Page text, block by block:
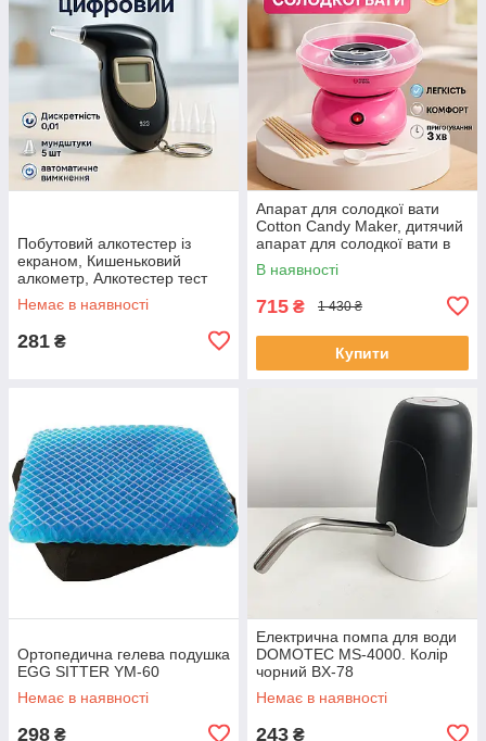
Побутовий алкотестер із
екраном, Кишеньковий
алкометр, Алкотестер тест
Драгер PV-60
Немає в наявності
281 ₴
Апарат для солодкої вати
Cotton Candy Maker, дитячий
апарат для солодкої вати в
домашніх умовах OT-47
В наявності
715 ₴ 1 430 ₴
Купити
Ортопедична гелева подушка
EGG SITTER YM-60
Немає в наявності
298 ₴
Електрична помпа для води
DOMOTEC MS-4000. Колір
чорний BX-78
Немає в наявності
243 ₴